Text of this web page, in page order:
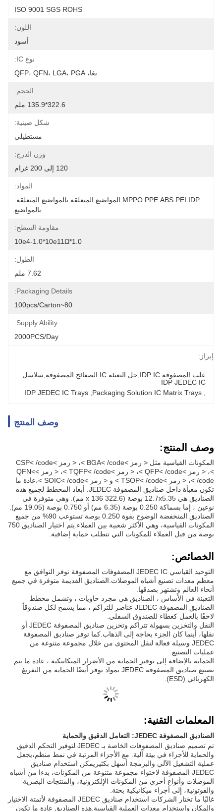
ISO 9001 SGS ROHS
اللون:
أسود
نوع IC:
بغا، QFP، QFN، LGA، PGA
الحجم:
322.6*135.9 ملم
شكل صينية:
مستطيلي
وزن الدرج:
120 إلى 200 غرام
المواد:
MPPO.PPE.ABS.PEI.IDP المواضيع المتعلقة بالمواضيع المتعلقة
بالمواضيع
مقاومة السطح:
1.0*10e4-1.0*10e11Ω
الطول:
7.62 ملم
Packaging Details:
80~100pcs/carton
Supply Ability:
2000PCS/Day
إبراز:
IDP JEDEC IC
Packaging Solution IC Matrix Trays
,
IDP JEDEC IC Trays
وصف المنتج
وصف المنتج:
المكونات القياسية مثل < رمز >BGA< /code >، < رمز >CSP< /code
>، < رمز >QFP< /code >، < رمز >TQFP< /code >، < رمز >QFN<
/code >، < رمز >TSOP< /code > و < رمز >SOIC< /code >،عادة ما
تكون معبأة داخل صناديق المصفوفة JEDEC. أبعاد المخطط لجميع هذه
الصناديق هي 12.7x5.35 بوصة (322.6 x 136 مم). وهي متوفرة في
نوعين ، إما بسماكة 0.250 بوصة (6.35 مم) أو 0.750 بوصة (19.05 مم).
الصناديق المنخفضة الوضوح بقوة 0.250 بوصة تستوعب 90% من جميع
المكونات القياسية، وهي الأكثر شعبية بين العملاء.يتم اختيار الصناديق 750
بوصة من قبل العملاء للمكونات التي تتطلب حماية إضافية.
الخصائص:
التوحيد القياسي JEDEC IC المصفوفات المصفوفة توفر التوافق مع
معظم معدات تصنيع أشباه الموصلات.الصناديق القديمة متوفرة في جميع
أنحاء العالم وتشتهر بصدقها.
التعبئة في الأساس ، الصناديق هي مجرد حاويات ، وتشمل مخطط
الصناديق المصفوفة JEDEC عناصر للتراكم ، مما يسمح لكل صندوقاً
لاحقًا بالعمل كغطاء للصندوق السفلي.
النقل والتخزين بسهولة تتراكم وتخزين صناديق المصفوفة JEDEC أو
نقلها، أينما كان الجزء بحاجة إلى الذهاب.كما توفر صناديق المصفوفة
JEDEC وسيلة فعالة لنقل المحتوى من خلال مجموعة متنوعة من
عمليات التصنيع.
الحماية بالإضافة إلى توفير الحماية من الأضرار الميكانيكية ، عادة ما يتم
تصنيع صناديق المصفوفة JEDEC بمواد توفر أيضًا الحماية من التفريغ
الكهربائي (ESD).
المعلمات التقنية:
الصناديق المصفوفة JEDEC: التعامل الدقيق والحماية
تم تصميم صناديق المصفوفات الخاصة بـ JEDEC لتوفير التحكم الدقيق
والحماية للأجزاء في بيئة آلية. مع الأجزاء المرتبة في نمط منظم،يجعل
عملية التشغيل الآلي والبرمجة أسهل بكثيريمكن استخدام صناديق
JEDEC المصفوفة لاحتواء مجموعة متنوعة من المكونات، بدءا من أشباه
الموصلات وأنواع أخرى من المكونات الإلكترونية، والمنتجات البصرية
والفوتونية، إلى أجزاء ميكانيكية بحتة.
غالبًا ما تختار الشركات استخدام صناديق JEDEC المصفوفة لأتمتة الاختيار
والمكان واستخدام معدات العملية القياسية.هذه الصناديق عادة ما تكون